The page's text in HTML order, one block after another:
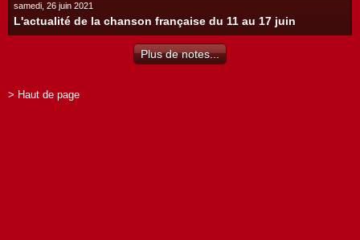
samedi, 26 juin 2021
L'actualité de la chanson française du 11 au 17 juin
Plus de notes...
> Haut de page